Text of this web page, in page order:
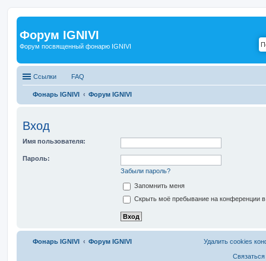
Форум IGNIVI
Форум посвященный фонарю IGNIVI
Ссылки FAQ
Фонарь IGNIVI Форум IGNIVI
Вход
Имя пользователя:
Пароль:
Забыли пароль?
Запомнить меня
Скрыть моё пребывание на конференции в
Фонарь IGNIVI Форум IGNIVI Удалить cookies